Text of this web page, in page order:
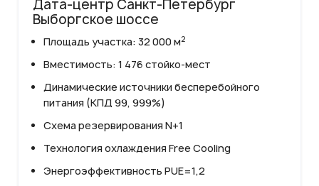
Дата-центр Санкт-Петербург
Выборгское шоссе
Площадь участка: 32 000 м2
Вместимость: 1 476 стойко-мест
Динамические источники бесперебойного
питания (КПД 99, 999%)
Схема резервирования N+1
Технология охлаждения Free Cooling
Энергоэффективность PUE=1,2